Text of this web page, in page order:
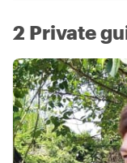
2 Private